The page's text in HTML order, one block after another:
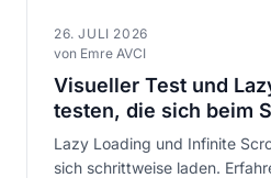
26. JULI 2026
von Emre AVCI
Visueller Test und
testen, die sich beim
Lazy Loading und Infinite
sich schrittweise laden.